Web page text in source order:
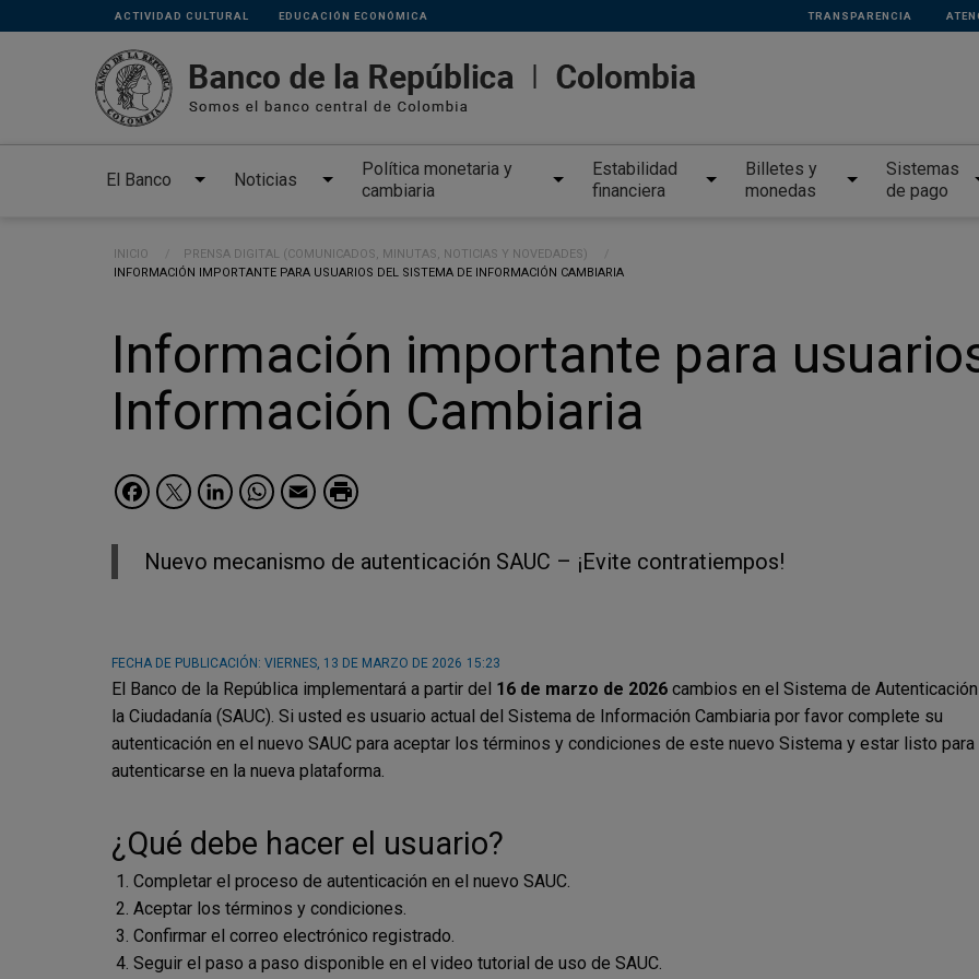
Pasar al contenido principal
Links
secundarios
ACTIVIDAD CULTURAL EDUCACIÓN ECONÓMICA TRANSPARENCIA
El Banco Noticias
Política monetaria y
cambiaria
Estabilidad
financiera
Billetes y
monedas
Sistemas
de pago
Ruta de navegación
INICIO
PRENSA DIGITAL (COMUNICADOS, MINUTAS, NOTICIAS Y NOVEDADES)
CURRENT:
INFORMACIÓN IMPORTANTE PARA USUARIOS DEL SISTEMA DE INFORMACIÓN CAMBIARIA
Información importante para
Información Cambiaria
Facebook
Twitter
LinkedIn
WhatsApp
Email
Nuevo mecanismo de autenticación SAUC – ¡Evite contratiempos!
FECHA DE PUBLICACIÓN: VIERNES, 13 DE MARZO DE 2026 15:23
El Banco de la República implementará a partir del 16 de marzo de 2026 cambios en el Sistema de
la Ciudadanía (SAUC). Si usted es usuario actual del Sistema de Información Cambiaria por favor complete su
autenticación en el nuevo SAUC para aceptar los términos y condiciones de este nuevo Sistema y estar listo para
autenticarse en la nueva plataforma.
¿Qué debe hacer el usuario?
Completar el proceso de autenticación en el nuevo SAUC.
Aceptar los términos y condiciones.
Confirmar el correo electrónico registrado.
Seguir el paso a paso disponible en el video tutorial de uso de SAUC.